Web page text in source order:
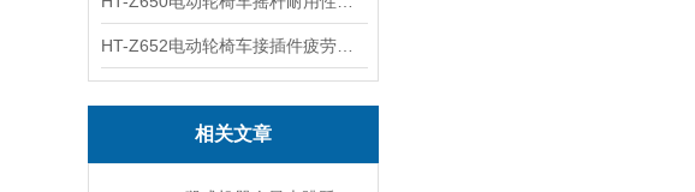
相关文章